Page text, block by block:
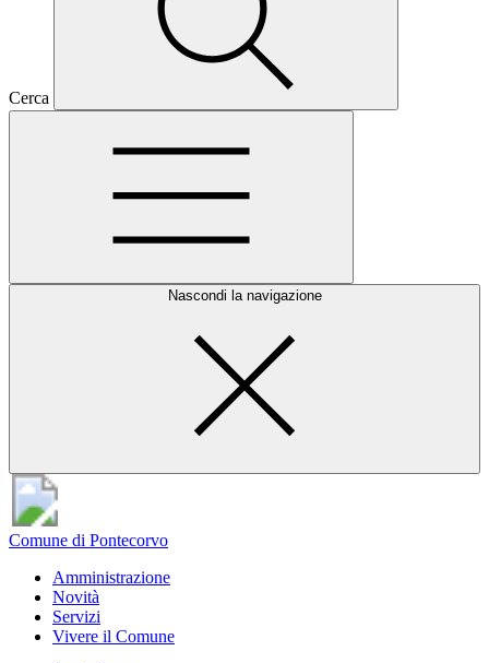
Cerca
Nascondi la navigazione
Comune di Pontecorvo
Amministrazione
Novità
Servizi
Vivere il Comune